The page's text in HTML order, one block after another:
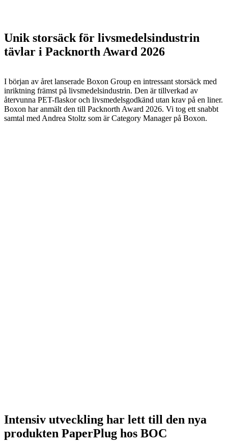
Unik storsäck för livsmedelsindustrin
tävlar i Packnorth Award 2026
I början av året lanserade Boxon Group en intressant storsäck med
inriktning främst på livsmedelsindustrin. Den är tillverkad av
återvunna PET-flaskor och livsmedelsgodkänd utan krav på en liner.
Boxon har anmält den till Packnorth Award 2026. Vi tog ett snabbt
samtal med Andrea Stoltz som är Category Manager på Boxon.
Intensiv utveckling har lett till den nya
produkten PaperPlug hos BOC